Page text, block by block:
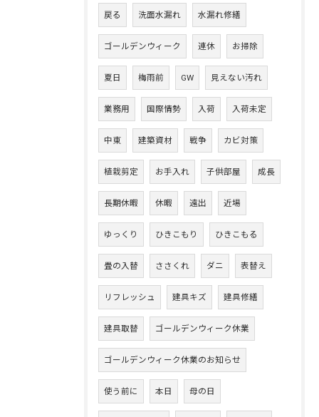
戻る 洗面水漏れ 水漏れ修繕
ゴールデンウィーク 連休 お掃除
夏日 梅雨前 GW 見えない汚れ
業務用 国際情勢 入荷 入荷未定
中東 建築資材 戦争 カビ対策
植栽剪定 お手入れ 子供部屋 成長
長期休暇 休暇 遠出 近場
ゆっくり ひきこもり ひきこもる
畳の入替 ささくれ ダニ 表替え
リフレッシュ 建具キズ 建具修繕
建具取替 ゴールデンウィーク休業
ゴールデンウィーク休業のお知らせ
使う前に 本日 母の日